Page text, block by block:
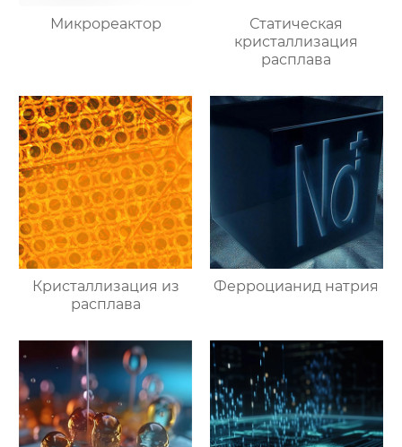
Микрореактор
Статическая
кристаллизация
расплава
Кристаллизация из
расплава
Ферроцианид натрия